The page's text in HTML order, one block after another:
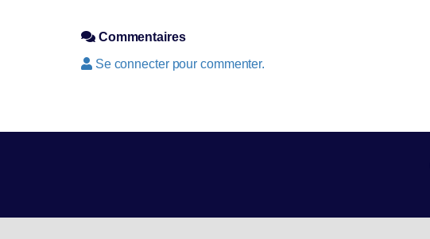
Commentaires
Se connecter pour commenter.